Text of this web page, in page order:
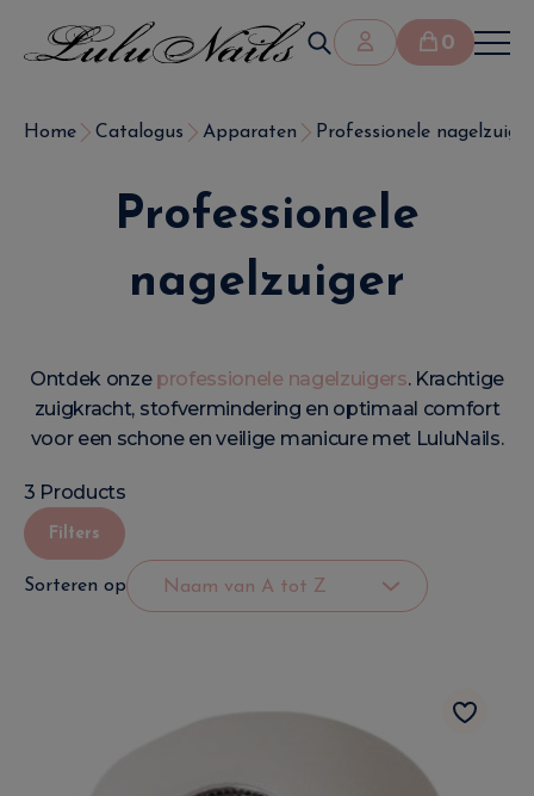
0
Home Catalogus Apparaten Professionele nagelzuiger
Professionele
nagelzuiger
Ontdek onze professionele nagelzuigers. Krachtige
zuigkracht, stofvermindering en optimaal comfort
voor een schone en veilige manicure met LuluNails.
3 Products
Filters
Sorteren op